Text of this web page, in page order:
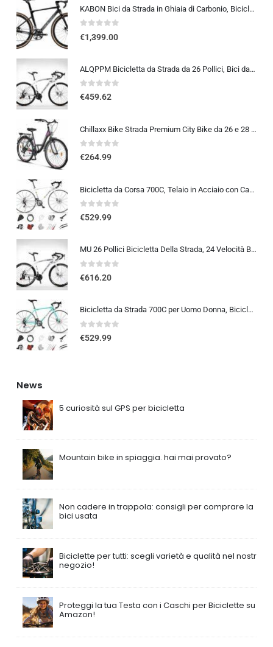
KABON Bici da Strada in Ghiaia di Carbonio, Bicicletta con Telaio in Fibra di Carbonio T800 con Bicicletta da Corsa con Fr…
0out of 5
€1,399.00
ALQPPM Bicicletta da Strada da 26 Pollici, Bici da 24 Velocità, Freno a Doppio Disco, Telaio in Acciaio ad Alto Tenore Di …
0out of 5
€459.62
Chillaxx Bike Strada Premium City Bike da 26 e 28 pollici, bicicletta per ragazze, ragazzi, uomini e donne, cambio a 21 ma…
0out of 5
€264.99
Bicicletta da Corsa 700C, Telaio in Acciaio con Cambio a 24/27/30 Marce, Bicicletta da Strada per Uomo Donna, Bici da Stra…
0out of 5
€529.99
MU 26 Pollici Bicicletta Della Strada, 24 Velocità Bici, Doppio Disco Freno, Acciaio Al Carbonio Telaio, Strada Biciclette…
0out of 5
€616.20
Bicicletta da Strada 700C per Uomo Donna, Bicicletta da Corsa con Freno a Disco 24/27/30 velocità, Telaio in Acciaio ad Al…
0out of 5
€529.99
News
5 curiosità sul GPS per bicicletta
Mountain bike in spiaggia. hai mai provato?
Non cadere in trappola: consigli per comprare la
bici usata
Biciclette per tutti: scegli varietà e qualità nel nostro
negozio!
Proteggi la tua Testa con i Caschi per Biciclette su
Amazon!